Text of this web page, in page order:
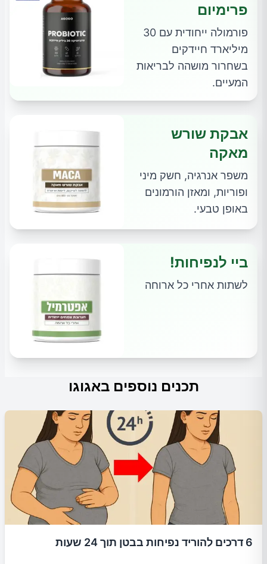
פרימיום
פורמולה ייחודית עם 30
מיליארד חיידקים
בשחרור מושהה לבריאות
המעיים.
אבקת שורש
מאקה
משפר אנרגיה, חשק מיני
ופוריות, ומאזן הורמונים
באופן טבעי.
ביי לנפיחות!
לשתות אחרי כל ארוחה
תכנים נוספים באגוגו
6 דרכים להוריד נפיחות בבטן תוך 24 שעות